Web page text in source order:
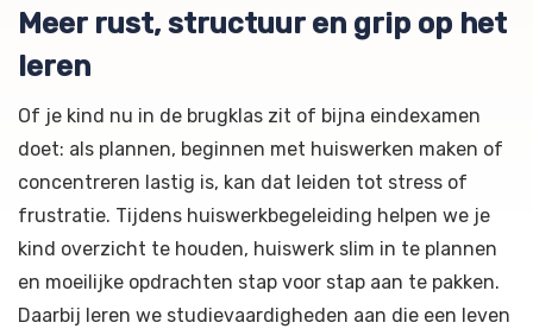
Meer rust, structuur en grip op het
leren
Of je kind nu in de brugklas zit of bijna eindexamen
doet: als plannen, beginnen met huiswerken maken of
concentreren lastig is, kan dat leiden tot stress of
frustratie. Tijdens huiswerkbegeleiding helpen we je
kind overzicht te houden, huiswerk slim in te plannen
en moeilijke opdrachten stap voor stap aan te pakken.
Daarbij leren we studievaardigheden aan die een leven